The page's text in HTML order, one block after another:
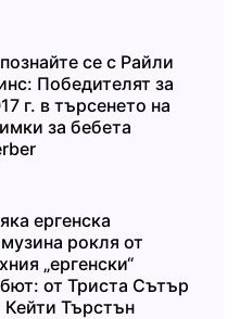
се с Райли
Победителят за
г. в търсенето на
за бебета
ергенска
рокля от
„ергенски“
от Триста Сътър
Кейти Търстън